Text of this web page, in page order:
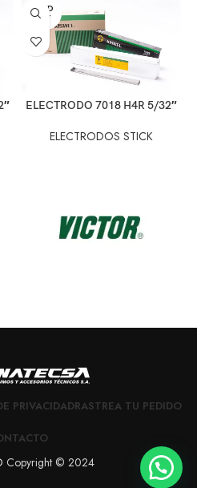
SOLD
OUT
ELECTRODO 7018 H4R 5/32″
ELECTRODOS STICK
PRIVACIDADRASTREA TU PEDIDO
Copyright © 2024